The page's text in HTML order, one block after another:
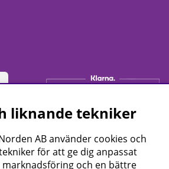
liknande tekniker
AB använder cookies och
för att ge dig anpassat
och en bättre